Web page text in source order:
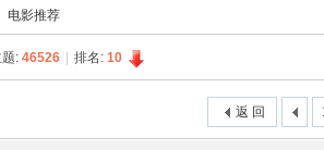
电影推荐
题: 46526 排名: 10
返 回